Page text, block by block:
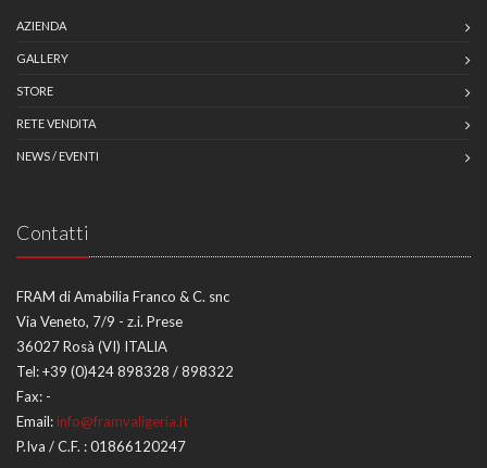
AZIENDA
GALLERY
STORE
RETE VENDITA
NEWS / EVENTI
Contatti
FRAM di Amabilia Franco & C. snc
Via Veneto, 7/9 - z.i. Prese
36027 Rosà (VI) ITALIA
Tel:+39 (0)424 898328 / 898322
Fax: -
Email:info@framvaligeria.it
P.Iva / C.F. : 01866120247